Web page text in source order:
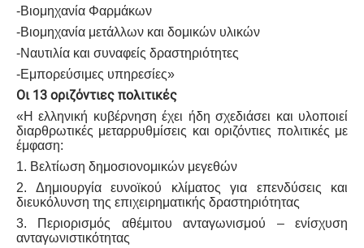
-Βιομηχανία Φαρμάκων
-Βιομηχανία μετάλλων και δομικών υλικών
-Ναυτιλία και συναφείς δραστηριότητες
-Εμπορεύσιμες υπηρεσίες»
Οι 13 οριζόντιες πολιτικές
«Η ελληνική κυβέρνηση έχει ήδη σχεδιάσει και υλοποιεί
διαρθρωτικές μεταρρυθμίσεις και οριζόντιες πολιτικές με
έμφαση:
1. Βελτίωση δημοσιονομικών μεγεθών
2. Δημιουργία ευνοϊκού κλίματος για επενδύσεις και
διευκόλυνση της επιχειρηματικής δραστηριότητας
3. Περιορισμός αθέμιτου ανταγωνισμού – ενίσχυση
ανταγωνιστικότητας